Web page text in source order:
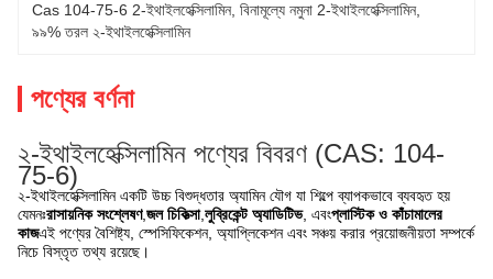
Cas 104-75-6 2-ইথাইলহেক্সিলামিন, বিনামূল্যে নমুনা 2-ইথাইলহেক্সিলামিন,
৯৯% তরল ২-ইথাইলহেক্সিলামিন
পণ্যের বর্ণনা
২-ইথাইলহেক্সিলামিন পণ্যের বিবরণ (CAS: 104-
75-6)
২-ইথাইলহেক্সিলামিন একটি উচ্চ বিশুদ্ধতার অ্যামিন যৌগ যা শিল্পে ব্যাপকভাবে ব্যবহৃত হয়
যেমনঃরাসায়নিক সংশ্লেষণ,জল চিকিত্সা,লুব্রিকেন্ট অ্যাডিটিভ, এবংপ্লাস্টিক ও কাঁচামালের
কাজএই পণ্যের বৈশিষ্ট্য, স্পেসিফিকেশন, অ্যাপ্লিকেশন এবং সঞ্চয় করার প্রয়োজনীয়তা সম্পর্কে
নিচে বিস্তৃত তথ্য রয়েছে।